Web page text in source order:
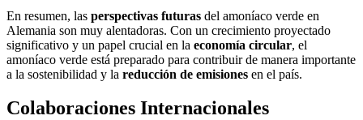
En resumen, las perspectivas futuras del amoníaco verde en
Alemania son muy alentadoras. Con un crecimiento proyectado
significativo y un papel crucial en la economía circular, el
amoníaco verde está preparado para contribuir de manera importante
a la sostenibilidad y la reducción de emisiones en el país.
Colaboraciones Internacionales